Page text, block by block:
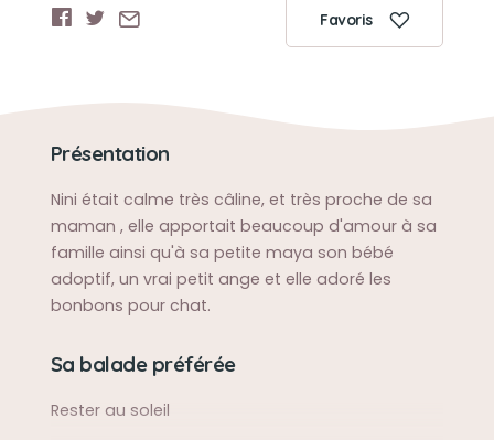
Favoris
Présentation
Nini était calme très câline, et très proche de sa
maman , elle apportait beaucoup d'amour à sa
famille ainsi qu'à sa petite maya son bébé
adoptif, un vrai petit ange et elle adoré les
bonbons pour chat.
Sa balade préférée
Rester au soleil